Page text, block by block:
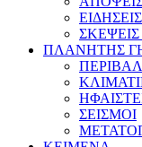
ΕΙΔΗΣΕΙΣ
ΠΛΑΝΗΤΗΣ
ΣΕΙΣΜΟΙ